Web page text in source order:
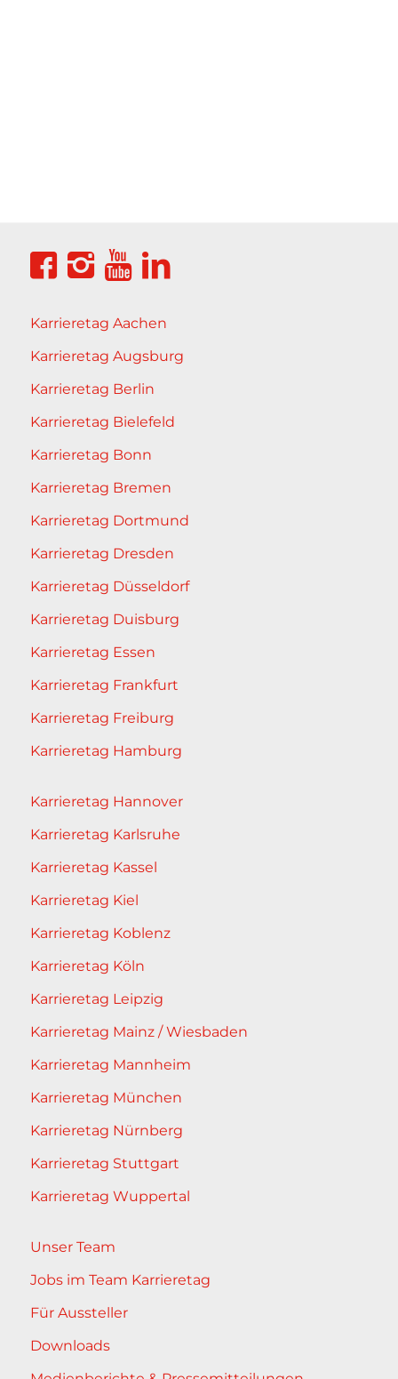
Karrieretag Aachen
Karrieretag Augsburg
Karrieretag Berlin
Karrieretag Bielefeld
Karrieretag Bonn
Karrieretag Bremen
Karrieretag Dortmund
Karrieretag Dresden
Karrieretag Düsseldorf
Karrieretag Duisburg
Karrieretag Essen
Karrieretag Frankfurt
Karrieretag Freiburg
Karrieretag Hamburg
Karrieretag Hannover
Karrieretag Karlsruhe
Karrieretag Kassel
Karrieretag Kiel
Karrieretag Koblenz
Karrieretag Köln
Karrieretag Leipzig
Karrieretag Mainz / Wiesbaden
Karrieretag Mannheim
Karrieretag München
Karrieretag Nürnberg
Karrieretag Stuttgart
Karrieretag Wuppertal
Unser Team
Jobs im Team Karrieretag
Für Aussteller
Downloads